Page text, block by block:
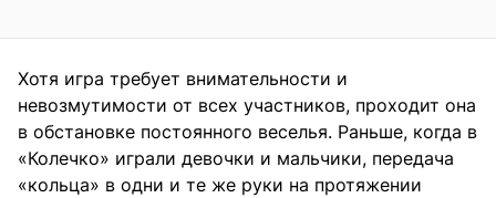
Хотя игра требует внимательности и
невозмутимости от всех участников, проходит она
в обстановке постоянного веселья. Раньше, когда в
«Колечко» играли девочки и мальчики, передача
«кольца» в одни и те же руки на протяжении